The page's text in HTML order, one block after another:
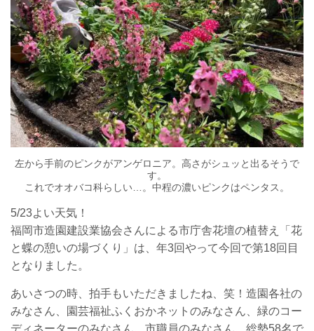
左から手前のピンクがアンゲロニア。高さがシュッと出るそうで
す。
これでオオバコ科らしい…。中程の濃いピンクはペンタス。
5/23よい天気！
福岡市造園建設業協会さんによる市庁舎花壇の植替え「花
と蝶の憩いの場づくり」は、年3回やって今回で第18回目
となりました。
あいさつの時、拍手もいただきましたね、笑！造園各社の
みなさん、園芸福祉ふくおかネットのみなさん、緑のコー
ディネーターのみなさん、市職員のみなさん、総勢58名で